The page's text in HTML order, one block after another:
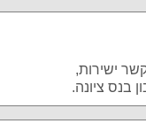
ישירות,
בנס ציונה.